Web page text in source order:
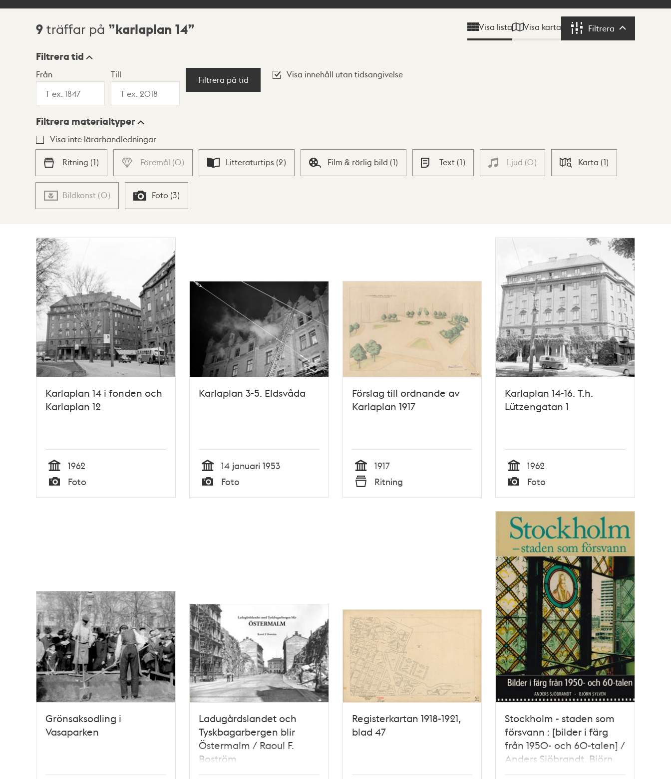
Sökresultat
9 träffar på karlaplan 14 Visa lista Visa karta Filtrera Filtrera
Visningsläge
Lista Karta
Filtrera tid
Från Till
Filtrera på tid
Visa innehåll utan tidsangivelse
Filtrera materialtyper
Visa inte lärarhandledningar
Ritning (1) Föremål (0) Litteraturtips (2) Film & rörlig bild (1) Text (1) Ljud (0) Karta (1)
Bildkonst (0) Foto (3)
Karlaplan 14 i fonden och
Karlaplan 12
Tid
1962
Typ
Foto
Karlaplan 3-5. Eldsvåda
Tid
14 januari 1953
Typ
Foto
Förslag till ordnande av
Karlaplan 1917
Tid
1917
Typ
Ritning
Karlaplan 14-16. T.h.
Lützengatan 1
Tid
1962
Typ
Foto
Grönsaksodling i
Vasaparken
Ladugårdslandet och
Tyskbagarbergen blir
Östermalm / Raoul F.
Boström
Registerkartan 1918-1921,
blad 47
Stockholm - staden som
försvann : [bilder i färg
från 1950- och 60-talen] /
Anders Sjöbrandt, Björn
Sylvén